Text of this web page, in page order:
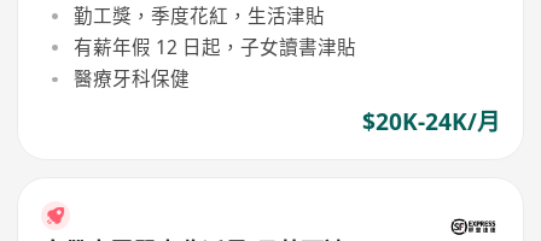
勤工獎，季度花紅，生活津貼
有薪年假 12 日起，子女讀書津貼
醫療牙科保健
$20K-24K/月